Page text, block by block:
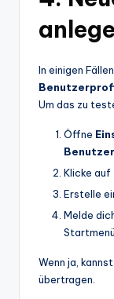
In einigen
Um das zu
Öffne
Benutzer
Klicke auf
Erstelle
Melde
Wenn ja,
übertragen.